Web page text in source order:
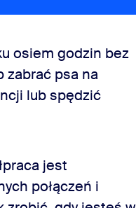
osiem godzin bez
zabrać psa na
lub spędzić
jest
połączeń i